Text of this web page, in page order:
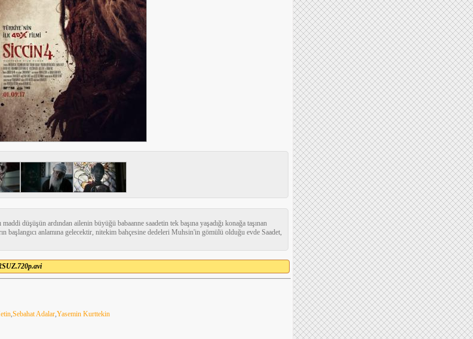
düşüşün ardından ailenin büyüğü babaanne saadetin tek başına yaşadığı konağa taşınan
anlamına gelecektir, nitekim bahçesine dedeleri Muhsin'in gömülü olduğu evde Saadet,
,Sebahat Adalar,Yasemin Kurttekin